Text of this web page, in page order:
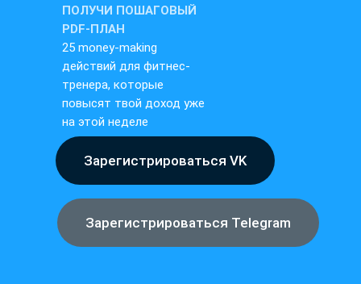
ПОЛУЧИ ПОШАГОВЫЙ
PDF-ПЛАН
25 money-making
действий для фитнес-
тренера, которые
повысят твой доход уже
на этой неделе
Зарегистрироваться VK
Зарегистрироваться Telegram